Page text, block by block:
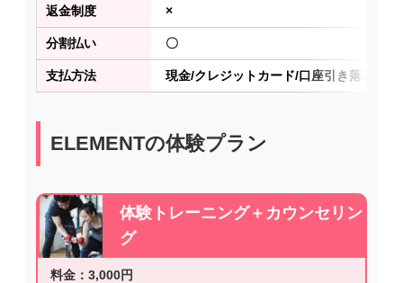
返金制度 ×
分割払い 〇
支払方法 現金/クレジットカード/口座引き落とし
ELEMENTの体験プラン
体験トレーニング＋カウンセリン
グ
料金：3,000円